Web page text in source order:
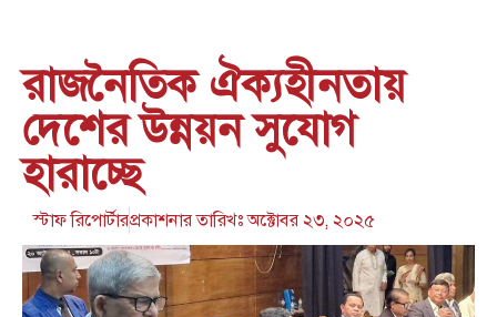
রাজনৈতিক ঐক্যহীনতায়
দেশের উন্নয়ন সুযোগ
হারাচ্ছে
স্টাফ রিপোর্টারপ্রকাশনার তারিখঃঅক্টোবর ২৩, ২০২৫